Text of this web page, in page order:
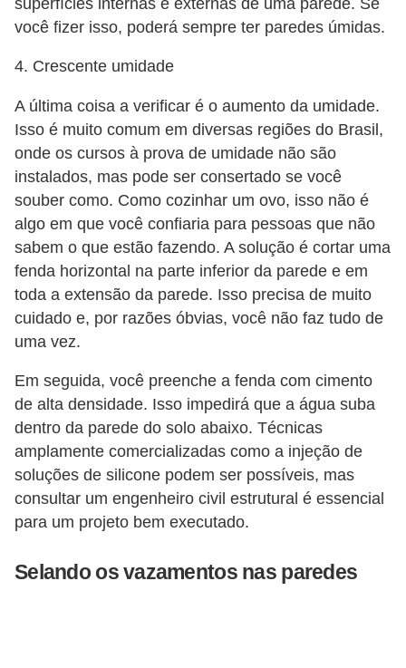
você fizer isso, poderá sempre ter paredes úmidas.
4. Crescente umidade
A última coisa a verificar é o aumento da umidade.
Isso é muito comum em diversas regiões do Brasil,
onde os cursos à prova de umidade não são
instalados, mas pode ser consertado se você
souber como. Como cozinhar um ovo, isso não é
algo em que você confiaria para pessoas que não
sabem o que estão fazendo. A solução é cortar uma
fenda horizontal na parte inferior da parede e em
toda a extensão da parede. Isso precisa de muito
cuidado e, por razões óbvias, você não faz tudo de
uma vez.
Em seguida, você preenche a fenda com cimento
de alta densidade. Isso impedirá que a água suba
dentro da parede do solo abaixo. Técnicas
amplamente comercializadas como a injeção de
soluções de silicone podem ser possíveis, mas
consultar um engenheiro civil estrutural é essencial
para um projeto bem executado.
Selando os vazamentos nas paredes